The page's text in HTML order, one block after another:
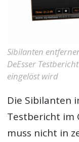
Sibilanten
DeEsser
eingelöst wird
Die Sibilanten
Testbericht im
muss nicht in